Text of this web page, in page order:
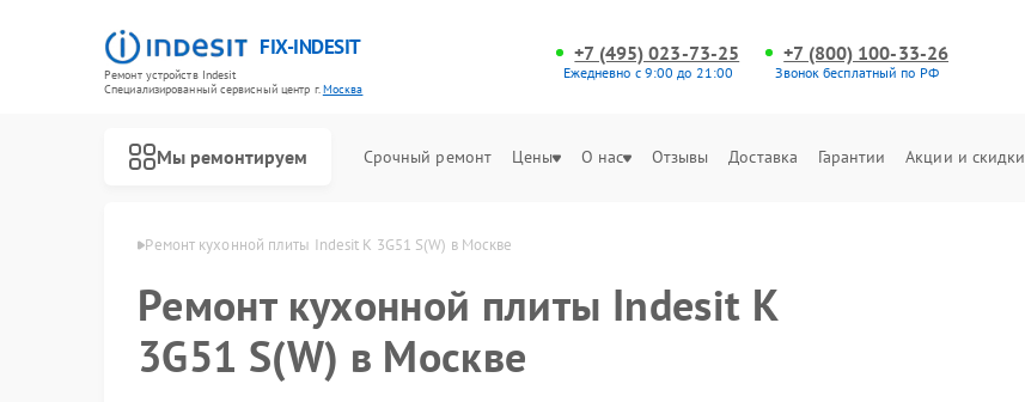
FIX-INDESIT
Ремонт устройств Indesit
Специализированный cервисный центр г.Москва
+7 (495) 023-73-25
Ежедневно с 9:00 до 21:00
+7 (800) 100-33-26
Звонок бесплатный по РФ
Мы ремонтируем Срочный ремонт Цены О нас Отзывы Доставка Гарантии Акции и скидки
Indesit в Москве Ремонт кухонной плиты Indesit K 3G51 S(W) в Москве
Ремонт кухонной плиты Indesit K
3G51 S(W) в Москве